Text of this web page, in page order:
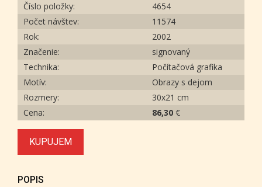
Číslo položky:
4654
Počet návštev:
11574
Rok:
2002
Značenie:
signovaný
Technika:
Počítačová grafika
Motív:
Obrazy s dejom
Rozmery:
30x21 cm
Cena:
86,30 €
KUPUJEM
POPIS